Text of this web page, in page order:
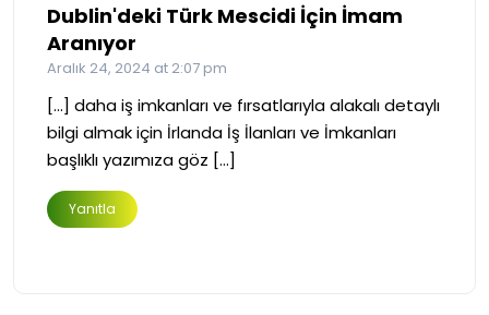
Dublin'deki Türk Mescidi İçin İmam
Aranıyor
Aralık 24, 2024 at 2:07 pm
[…] daha iş imkanları ve fırsatlarıyla alakalı detaylı
bilgi almak için İrlanda İş İlanları ve İmkanları
başlıklı yazımıza göz […]
Yanıtla